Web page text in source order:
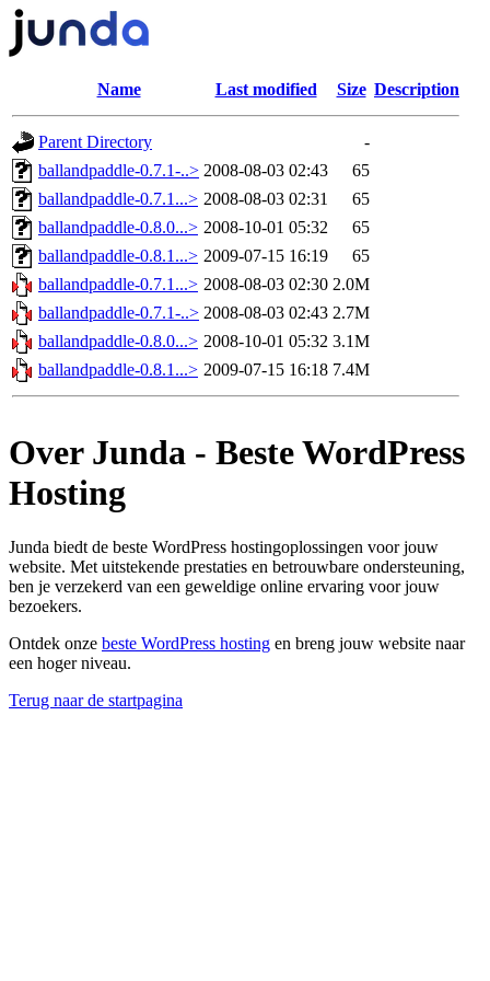
Name Last modified Size Description
Parent Directory
-
ballandpaddle-0.7.1-..> 2008-08-03 02:43
65
ballandpaddle-0.7.1...> 2008-08-03 02:31
65
ballandpaddle-0.8.0...> 2008-10-01 05:32
65
ballandpaddle-0.8.1...> 2009-07-15 16:19
65
ballandpaddle-0.7.1...> 2008-08-03 02:30 2.0M
ballandpaddle-0.7.1-..> 2008-08-03 02:43 2.7M
ballandpaddle-0.8.0...> 2008-10-01 05:32 3.1M
ballandpaddle-0.8.1...> 2009-07-15 16:18 7.4M
Over Junda - Beste WordPress
Hosting
Junda biedt de beste WordPress hostingoplossingen voor jouw
website. Met uitstekende prestaties en betrouwbare ondersteuning,
ben je verzekerd van een geweldige online ervaring voor jouw
bezoekers.
Ontdek onze beste WordPress hosting en breng jouw website naar
een hoger niveau.
Terug naar de startpagina